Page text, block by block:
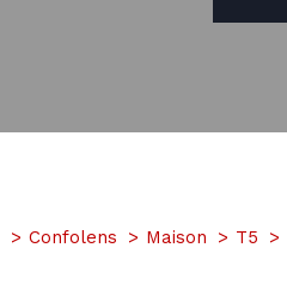
Confolens Maison T5